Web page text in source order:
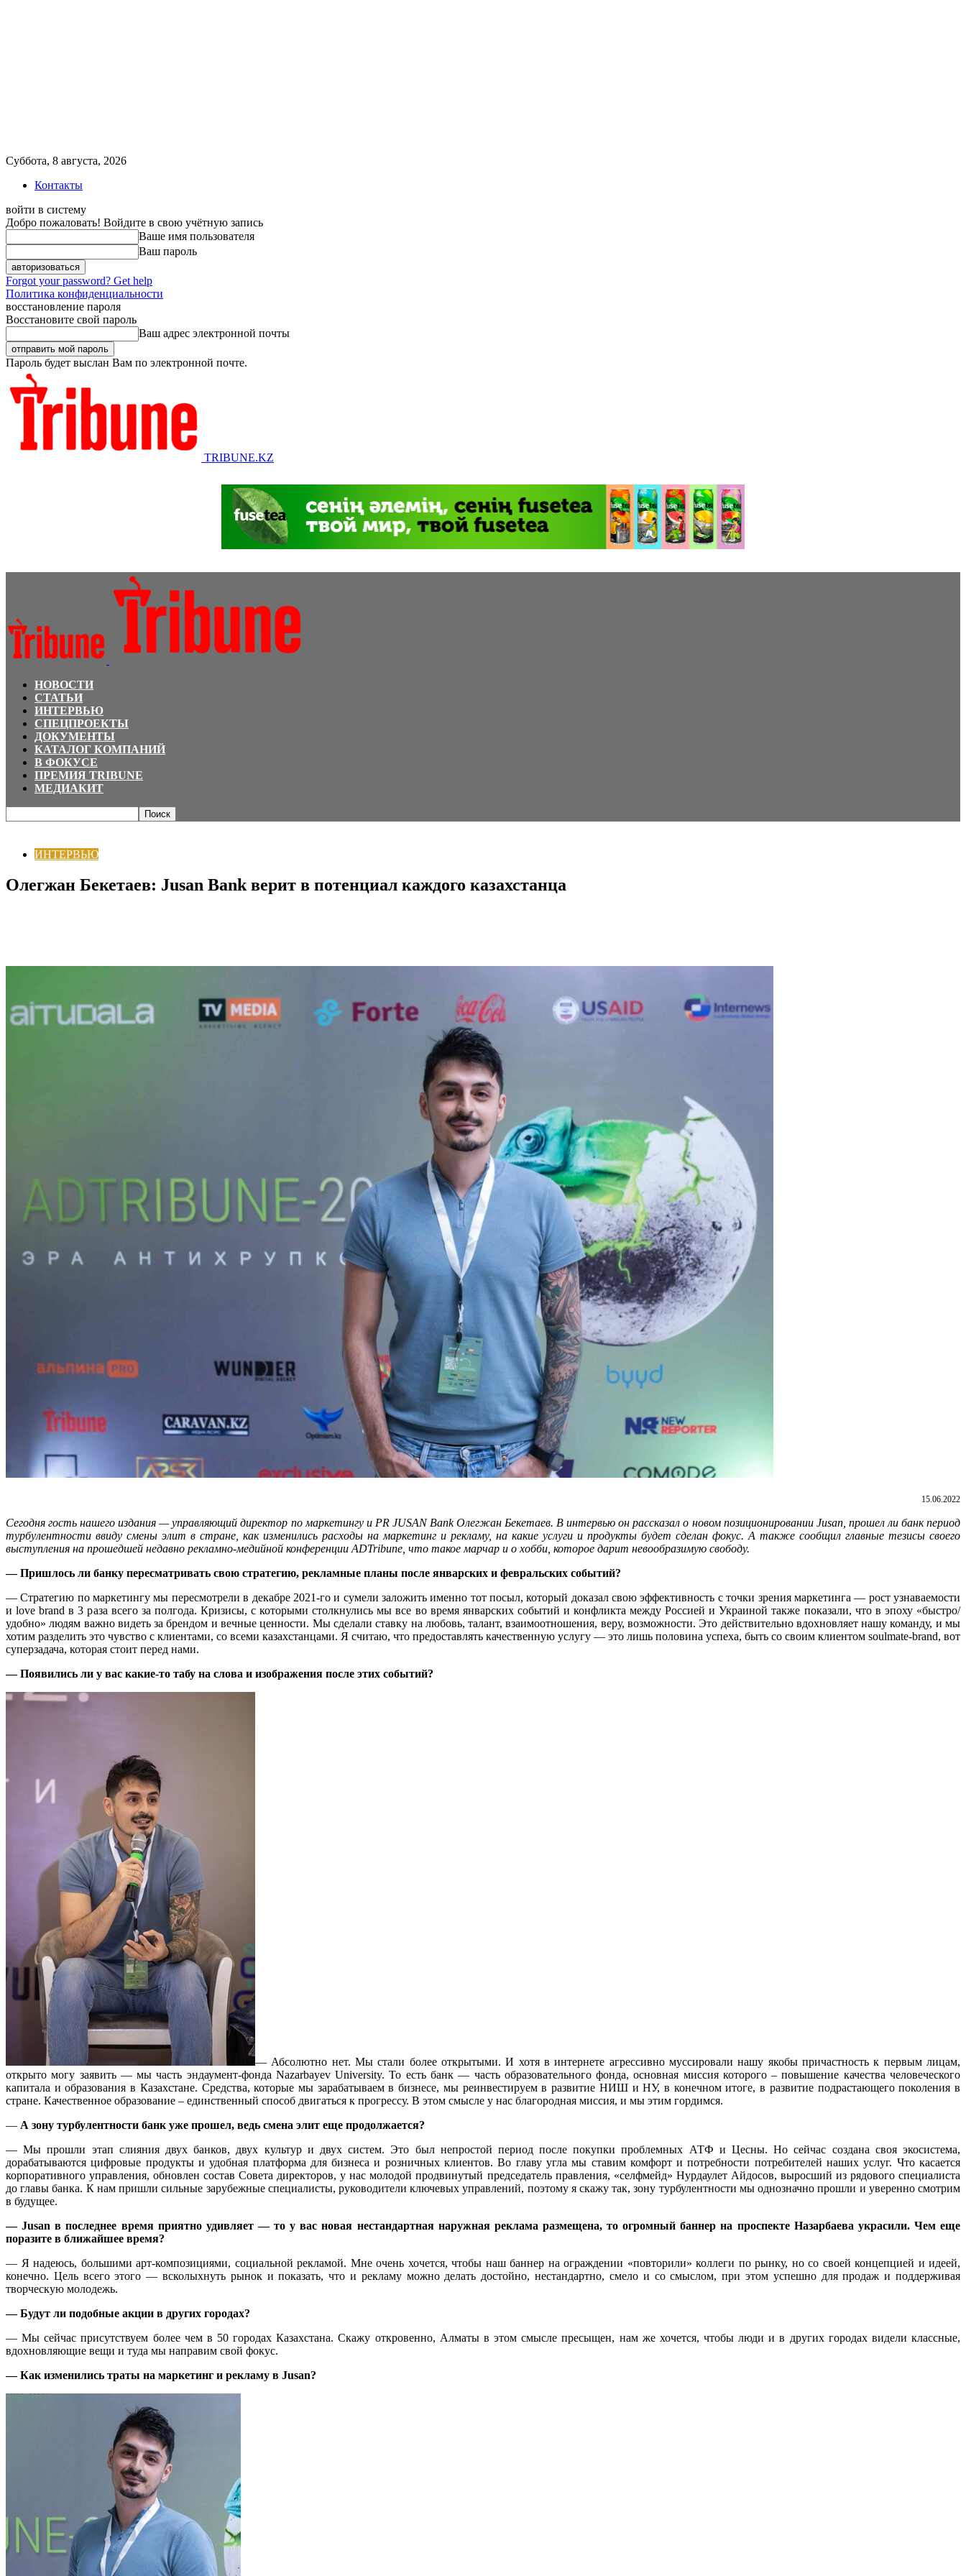
Суббота, 8 августа, 2026
Контакты
войти в систему
Добро пожаловать! Войдите в свою учётную запись
Ваше имя пользователя
Ваш пароль
Forgot your password? Get help
Политика конфиденциальности
восстановление пароля
Восстановите свой пароль
Ваш адрес электронной почты
Пароль будет выслан Вам по электронной почте.
TRIBUNE.KZ
НОВОСТИ
СТАТЬИ
ИНТЕРВЬЮ
СПЕЦПРОЕКТЫ
ДОКУМЕНТЫ
КАТАЛОГ КОМПАНИЙ
В ФОКУСЕ
ПРЕМИЯ TRIBUNE
МЕДИАКИТ
ИНТЕРВЬЮ
Олегжан Бекетаев: Jusan Bank верит в потенциал каждого казахстанца
15.06.2022
Сегодня гость нашего издания — управляющий директор по маркетингу и PR JUSAN Bank Олегжан Бекетаев. В интервью он рассказал о новом позиционировании Jusan, прошел ли банк период
турбулентности ввиду смены элит в стране, как изменились расходы на маркетинг и рекламу, на какие услуги и продукты будет сделан фокус. А также сообщил главные тезисы своего
выступления на прошедшей недавно рекламно-медийной конференции ADTribune, что такое марчар и о хобби, которое дарит невообразимую свободу.
— Пришлось ли банку пересматривать свою стратегию, рекламные планы после январских и февральских событий?
— Стратегию по маркетингу мы пересмотрели в декабре 2021-го и сумели заложить именно тот посыл, который доказал свою эффективность с точки зрения маркетинга — рост узнаваемости
и love brand в 3 раза всего за полгода. Кризисы, с которыми столкнулись мы все во время январских событий и конфликта между Россией и Украиной также показали, что в эпоху «быстро/
удобно» людям важно видеть за брендом и вечные ценности. Мы сделали ставку на любовь, талант, взаимоотношения, веру, возможности. Это действительно вдохновляет нашу команду, и мы
хотим разделить это чувство с клиентами, со всеми казахстанцами. Я считаю, что предоставлять качественную услугу — это лишь половина успеха, быть со своим клиентом soulmate-brand, вот
суперзадача, которая стоит перед нами.
— Появились ли у вас какие-то табу на слова и изображения после этих событий?
— Абсолютно нет. Мы стали более открытыми. И хотя в интернете агрессивно муссировали нашу якобы причастность к первым лицам,
открыто могу заявить — мы часть эндаумент-фонда Nazarbayev University. То есть банк — часть образовательного фонда, основная миссия которого – повышение качества человеческого
капитала и образования в Казахстане. Средства, которые мы зарабатываем в бизнесе, мы реинвестируем в развитие НИШ и НУ, в конечном итоге, в развитие подрастающего поколения в
стране. Качественное образование – единственный способ двигаться к прогрессу. В этом смысле у нас благородная миссия, и мы этим гордимся.
— А зону турбулентности банк уже прошел, ведь смена элит еще продолжается?
— Мы прошли этап слияния двух банков, двух культур и двух систем. Это был непростой период после покупки проблемных АТФ и Цесны. Но сейчас создана своя экосистема,
дорабатываются цифровые продукты и удобная платформа для бизнеса и розничных клиентов. Во главу угла мы ставим комфорт и потребности потребителей наших услуг. Что касается
корпоративного управления, обновлен состав Совета директоров, у нас молодой продвинутый председатель правления, «селфмейд» Нурдаулет Айдосов, выросший из рядового специалиста
до главы банка. К нам пришли сильные зарубежные специалисты, руководители ключевых управлений, поэтому я скажу так, зону турбулентности мы однозначно прошли и уверенно смотрим
в будущее.
—Jusan в последнее время приятно удивляет — то у вас новая нестандартная наружная реклама размещена, то огромный баннер на проспекте Назарбаева украсили. Чем еще
поразите в ближайшее время?
— Я надеюсь, большими арт-композициями, социальной рекламой. Мне очень хочется, чтобы наш баннер на ограждении «повторили» коллеги по рынку, но со своей концепцией и идеей,
конечно. Цель всего этого — всколыхнуть рынок и показать, что и рекламу можно делать достойно, нестандартно, смело и со смыслом, при этом успешно для продаж и поддерживая
творческую молодежь.
— Будут ли подобные акции в других городах?
— Мы сейчас присутствуем более чем в 50 городах Казахстана. Скажу откровенно, Алматы в этом смысле пресыщен, нам же хочется, чтобы люди и в других городах видели классные,
вдохновляющие вещи и туда мы направим свой фокус.
— Как изменились траты на маркетинг и рекламу в Jusan?